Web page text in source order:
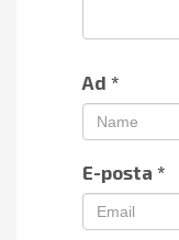
Ad *
E-posta *